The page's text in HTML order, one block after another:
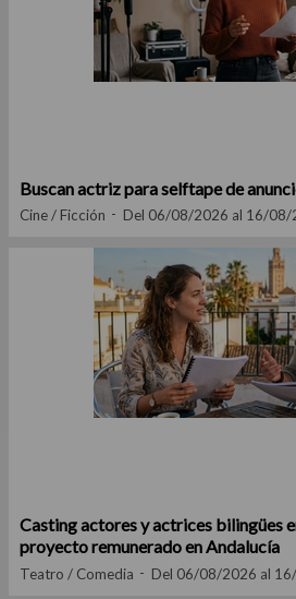
Buscan actriz para selftape de
Cine / Ficción Del 06/08/2026 al 16/08/
Casting actores y actrices bilingües
proyecto remunerado en Andalucía
Teatro / Comedia Del 06/08/2026 al